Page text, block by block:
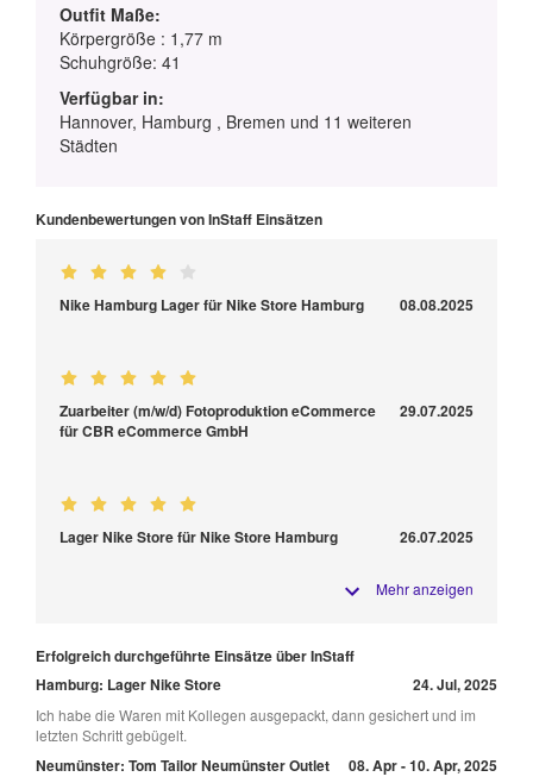
Outfit Maße:
Körpergröße : 1,77 m
Schuhgröße: 41
Verfügbar in:
Hannover, Hamburg , Bremen und 11 weiteren
Städten
Kundenbewertungen von InStaff Einsätzen
Nike Hamburg Lager für Nike Store Hamburg 08.08.2025
Zuarbeiter (m/w/d) Fotoproduktion eCommerce
für CBR eCommerce GmbH
29.07.2025
Lager Nike Store für Nike Store Hamburg 26.07.2025
Mehr anzeigen
Erfolgreich durchgeführte Einsätze über InStaff
Hamburg: Lager Nike Store
24. Jul, 2025
Ich habe die Waren mit Kollegen ausgepackt, dann gesichert und im
letzten Schritt gebügelt.
Neumünster: Tom Tailor Neumünster Outlet 08. Apr - 10. Apr, 2025